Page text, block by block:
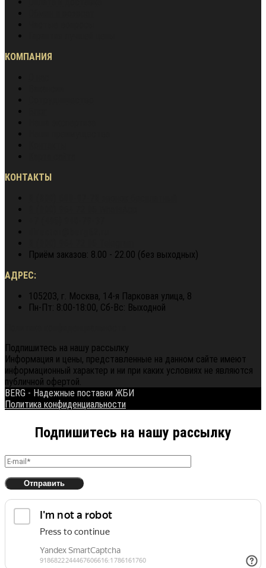
КОМПАНИЯ
КОНТАКТЫ
Приём заказов: 8.00 - 22.00 (без выходных)
АДРЕС:
105203, г. Москва, 14-я Парковая улица, 8
Пн-Пт: 8:00-18:00, Сб-Вс: Выходной
Подпишитесь на нашу рассылку
Информация и цены, представленные на данном сайте имеют
информационный характер и ни при каких условиях не являются
публичной офертой.
BERG - Надежные поставки ЖБИ
Политика конфиденциальности
Подпишитесь на нашу рассылку